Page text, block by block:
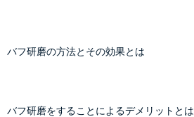
バフ研磨の方法とその効果とは
バフ研磨をすることによるデメリットとは